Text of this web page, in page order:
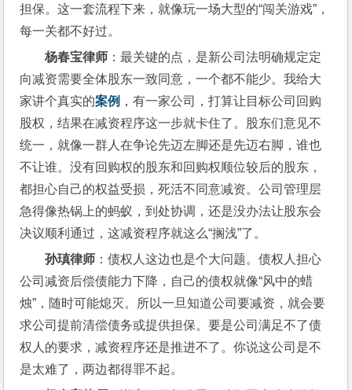
担保。这一套流程下来，就像玩一场大型的“闯关游戏”，
每一关都不好过。
杨春宝律师 ：最关键的点，是新公司法明确规定定
向减资需要全体股东一致同意，一个都不能少。我给大
家讲个真实的案例 ，有一家公司，打算让目标公司回购
股权，结果在减资程序这一步就卡住了。股东们意见不
统一，就像一群人在争论先迈左脚还是先迈右脚，谁也
不让谁。没有回购权的股东和回购权顺位较后的股东，
都担心自己的权益受损，死活不同意减资。公司管理层
急得像热锅上的蚂蚁，到处协调，还是没办法让股东会
决议顺利通过，这减资程序就这么“搁浅”了。
孙瑱律师 ：债权人这边也是个大问题。债权人担心
公司减资后偿债能力下降，自己的债权就像“风中的蜡
烛”，随时可能熄灭。所以一旦知道公司要减资，就会要
求公司提前清偿债务或提供担保。要是公司满足不了债
权人的要求，减资程序还是推进不了。你说这公司是不
是太难了，两边都得罪不起。